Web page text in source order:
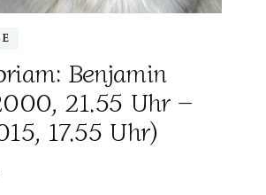
Benjamin
21.55 Uhr –
17.55 Uhr)